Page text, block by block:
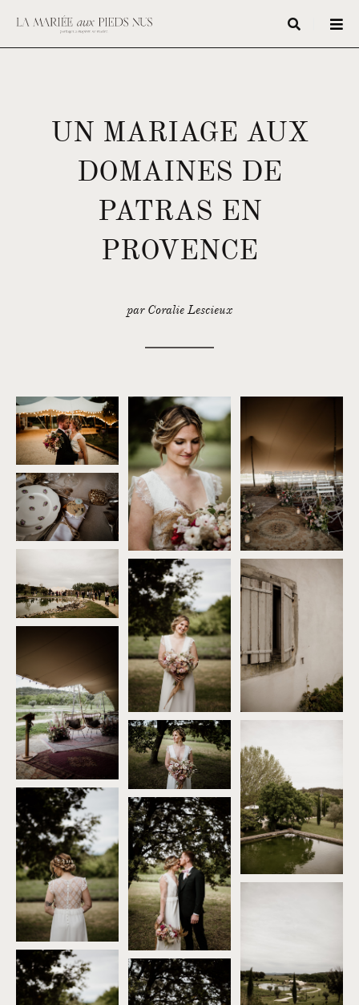
UN MARIAGE AUX
DOMAINES DE
PATRAS EN
PROVENCE
par Coralie Lescieux